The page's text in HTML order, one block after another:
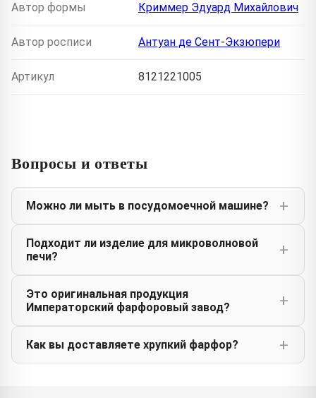
Автор формы Криммер Эдуард Михайлович
Автор росписи Антуан де Сент-Экзюпери
Артикул 8121221005
Вопросы и ответы
Можно ли мыть в посудомоечной машине?
Подходит ли изделие для микроволновой
печи?
Это оригинальная продукция
Императорский фарфоровый завод?
Как вы доставляете хрупкий фарфор?